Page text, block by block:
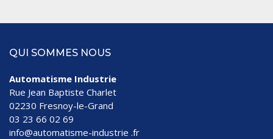
QUI SOMMES NOUS
Automatisme Industrie
Rue Jean Baptiste Charlet
02230 Fresnoy-le-Grand
03 23 66 02 69
info@automatisme-industrie .fr